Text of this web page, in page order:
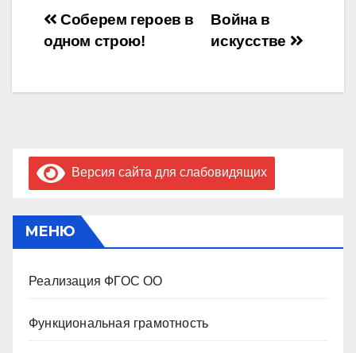
Навигация
по
записям
Война в
искусстве
Соберем героев в
одном строю!
Версия сайта для слабовидящих
МЕНЮ
Реализация ФГОС ОО
Функциональная грамотность